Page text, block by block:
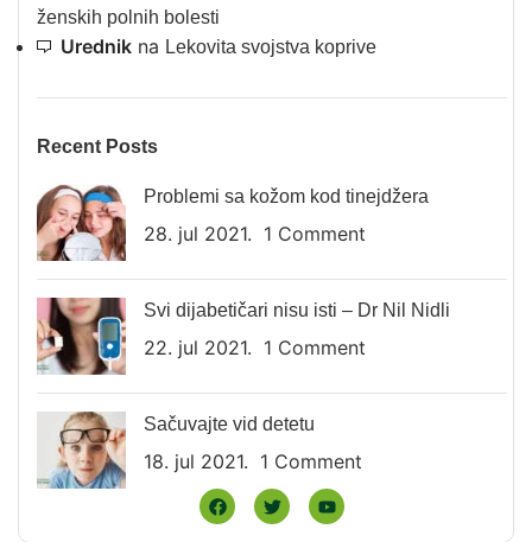
ženskih polnih bolesti
Urednik na Lekovita svojstva koprive
Recent Posts
Problemi sa kožom kod tinejdžera
28. jul 2021. 1 Comment
Svi dijabetičari nisu isti – Dr Nil Nidli
22. jul 2021. 1 Comment
Sačuvajte vid detetu
18. jul 2021. 1 Comment